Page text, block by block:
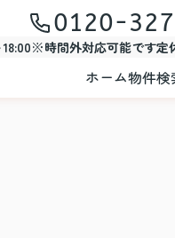
0120-
18:00※時間外対応可能です定
ホーム物件検